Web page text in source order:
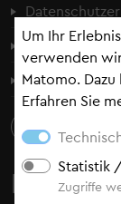
Um Ihr
verwenden
Matomo.
Erfahren Sie
Statistik
Zugriffe
Cookie-
Erklärung zur